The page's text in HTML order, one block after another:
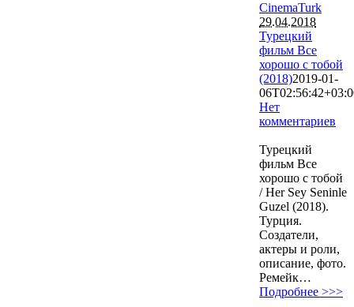
CinemaTurk
29.04.2018
Турецкий
фильм Все
хорошо с тобой
(2018)2019-01-
Нет
комментариев
Турецкий
фильм Все
хорошо с тобой
/ Her Sey Seninle
Guzel (2018).
Турция.
Создатели,
актеры и роли,
описание, фото.
Ремейк…
Подробнее >>>